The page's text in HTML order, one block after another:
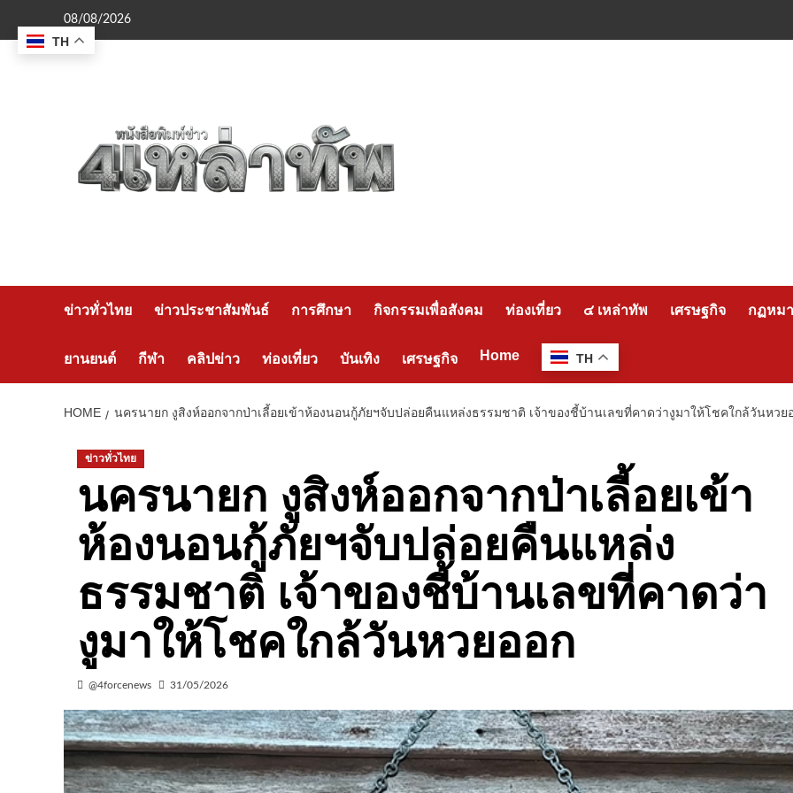
content
08/08/2026
ข่าวทั่วไทย ข่าวประชาสัมพันธ์ การศึกษา กิจกรรมเพื่อสังคม ท่องเที่ยว ๔ เหล่าทัพ เศรษฐกิจ กฏหม
ยานยนต์ กีฬา คลิปข่าว ท่องเที่ยว บันเทิง เศรษฐกิจ Home TH
HOME นครนายก งูสิงห์ออกจากป่าเลี้อยเข้าห้องนอนกู้ภัยฯจับปล่อยคืนแหล่งธรรมชาติ เจ้าของชี้บ้านเลขที่คาดว่างูมาให้โชคใกล้วันหวย
ข่าวทั่วไทย
นครนายก งูสิงห์ออกจากป่าเลี้อยเข้า
ห้องนอนกู้ภัยฯจับปล่อยคืนแหล่ง
ธรรมชาติ เจ้าของชี้บ้านเลขที่คาดว่า
งูมาให้โชคใกล้วันหวยออก
@4forcenews 31/05/2026
TH